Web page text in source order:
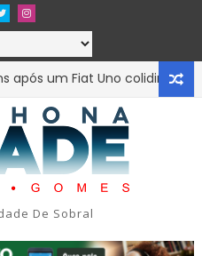
um Fiat Uno colidir com
tragédia na tarde da última
De Sobral